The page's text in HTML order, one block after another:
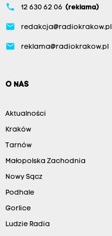
phone 12 630 62 06 (reklama)
email redakcja@radiokrakow.pl
email reklama@radiokrakow.pl
O NAS
Aktualności
Kraków
Tarnów
Małopolska Zachodnia
Nowy Sącz
Podhale
Gorlice
Ludzie Radia